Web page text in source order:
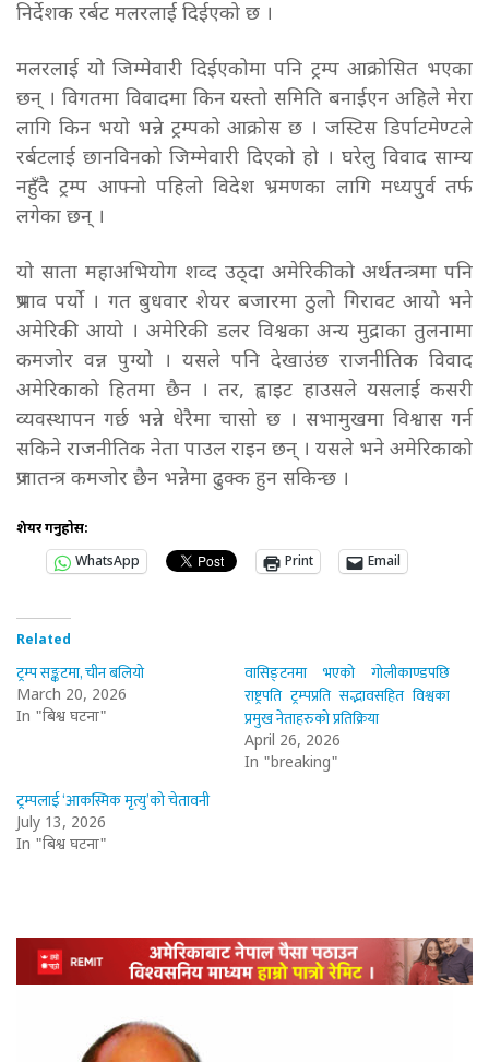
निर्देशक रर्बट मलरलाई दिईएको छ ।
मलरलाई यो जिम्मेवारी दिईएकोमा पनि ट्रम्प आक्रोसित भएका
छन् । विगतमा विवादमा किन यस्तो समिति बनाईएन अहिले मेरा
लागि किन भयो भन्ने ट्रम्पको आक्रोस छ । जस्टिस डिर्पाटमेण्टले
रर्बटलाई छानविनको जिम्मेवारी दिएको हो । घरेलु विवाद साम्य
नहुँदै ट्रम्प आफ्नो पहिलो विदेश भ्रमणका लागि मध्यपुर्व तर्फ
लगेका छन् ।
यो साता महाअभियोग शव्द उठ्दा अमेरिकीको अर्थतन्त्रमा पनि
प्रभाव पर्यो । गत बुधवार शेयर बजारमा ठुलो गिरावट आयो भने
अमेरिकी आयो । अमेरिकी डलर विश्वका अन्य मुद्राका तुलनामा
कमजोर वन्न पुग्यो । यसले पनि देखाउंछ राजनीतिक विवाद
अमेरिकाको हितमा छैन । तर, ह्वाइट हाउसले यसलाई कसरी
व्यवस्थापन गर्छ भन्ने धेरैमा चासो छ । सभामुखमा विश्वास गर्न
सकिने राजनीतिक नेता पाउल राइन छन् । यसले भने अमेरिकाको
प्रजातन्त्र कमजोर छैन भन्नेमा ढुक्क हुन सकिन्छ ।
शेयर गर्नुहोस:
WhatsApp
Print Email
Related
ट्रम्प सङ्कटमा, चीन बलियो
March 20, 2026
In "बिश्व घटना"
वासिङ्टनमा भएको गोलीकाण्डपछि
राष्ट्रपति ट्रम्पप्रति सद्भावसहित विश्वका
प्रमुख नेताहरुको प्रतिक्रिया
April 26, 2026
In "breaking"
ट्रम्पलाई ‘आकस्मिक मृत्यु’को चेतावनी
July 13, 2026
In "बिश्व घटना"